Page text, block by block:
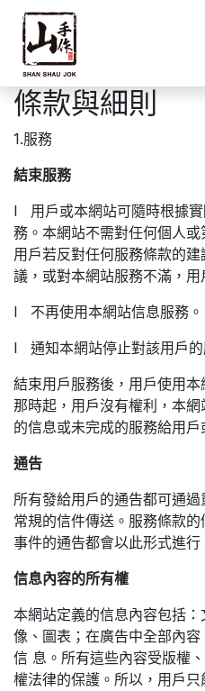
跳至內容
條款與細則
1.服務
結束服務
l 用戶或本網站可隨時根據
務。本網站不需對任何個人
用戶若反對任何服務條款的
議，或對本網站服務不滿，用
l 不再使用本網站信息服務。
l 通知本網站停止對該用戶的
結束用戶服務後，用戶使用
那時起，用戶沒有權利，本
的信息或未完成的服務給用戶
通告
所有發給用戶的通告都可通
常規的信件傳送。服務條款
事件的通告都會以此形式進行
信息內容的所有權
本網站定義的信息內容包括
像、圖表；在廣告中全部內
信 息。所有這些內容受版權
權法律的保護。所以，用戶